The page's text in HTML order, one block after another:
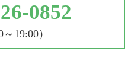
0852
19:00）